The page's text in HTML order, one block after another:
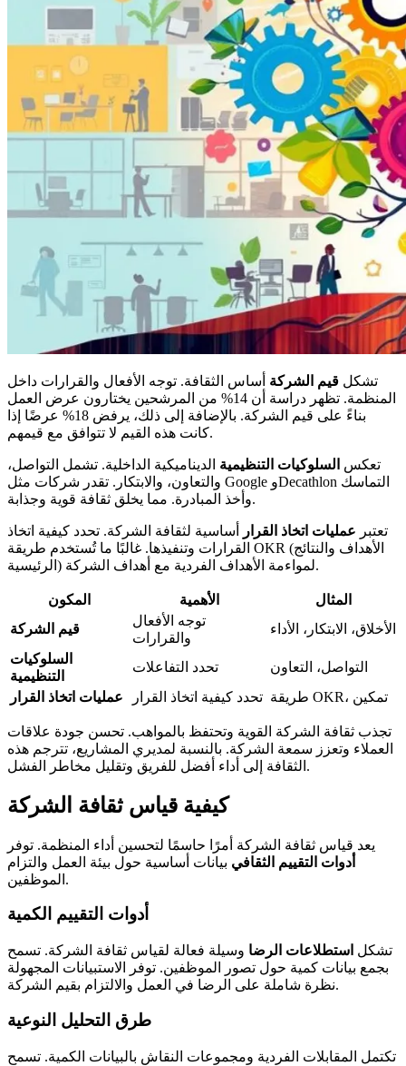
تشكل قيم الشركة أساس الثقافة. توجه الأفعال والقرارات داخل
المنظمة. تظهر دراسة أن 14% من المرشحين يختارون عرض العمل
بناءً على قيم الشركة. بالإضافة إلى ذلك، يرفض 18% عرضًا إذا
كانت هذه القيم لا تتوافق مع قيمهم.
تعكس السلوكيات التنظيمية الديناميكية الداخلية. تشمل التواصل،
والتعاون، والابتكار. تقدر شركات مثل Google وDecathlon التماسك
وأخذ المبادرة. مما يخلق ثقافة قوية وجذابة.
تعتبر عمليات اتخاذ القرار
أساسية لثقافة الشركة. تحدد كيفية اتخاذ
القرارات وتنفيذها. غالبًا ما تُستخدم طريقة OKR (الأهداف والنتائج
الرئيسية) لمواءمة الأهداف الفردية مع أهداف الشركة.
المكون الأهمية
المثال
قيم الشركة
توجه الأفعال
والقرارات
الأخلاق، الابتكار، الأداء
السلوكيات
التنظيمية
تحدد التفاعلات
التواصل، التعاون
عمليات اتخاذ القرار
تحدد كيفية اتخاذ القرار طريقة OKR، تمكين
تجذب ثقافة الشركة القوية وتحتفظ بالمواهب. تحسن جودة علاقات
العملاء وتعزز سمعة الشركة. بالنسبة لمديري المشاريع، تترجم هذه
الثقافة إلى أداء أفضل للفريق وتقليل مخاطر الفشل.
كيفية قياس ثقافة الشركة
يعد قياس ثقافة الشركة أمرًا حاسمًا لتحسين أداء المنظمة. توفر
أدوات التقييم الثقافي بيانات أساسية حول بيئة العمل والتزام
الموظفين.
أدوات التقييم الكمية
تشكل استطلاعات الرضا وسيلة فعالة لقياس ثقافة الشركة. تسمح
بجمع بيانات كمية حول تصور الموظفين. توفر الاستبيانات المجهولة
نظرة شاملة على الرضا في العمل والالتزام بقيم الشركة.
طرق التحليل النوعية
تكتمل المقابلات الفردية ومجموعات النقاش بالبيانات الكمية. تسمح